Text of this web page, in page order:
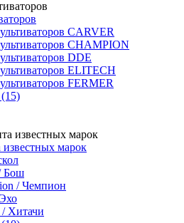
CARVER
CHAMPION
DDE
ELITECH
FERMER
марок
Бош
/ Чемпион
Хитачи